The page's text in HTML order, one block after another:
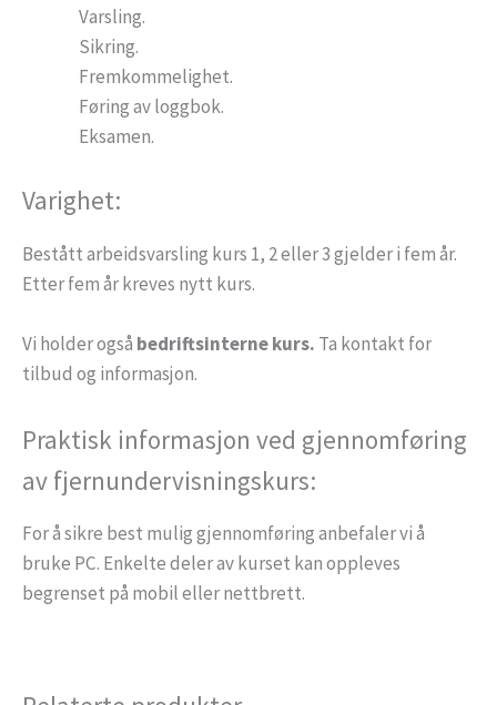
Varsling.
Sikring.
Fremkommelighet.
Føring av loggbok.
Eksamen.
Varighet:
Bestått arbeidsvarsling kurs 1, 2 eller 3 gjelder i fem år.
Etter fem år kreves nytt kurs.
Vi holder også bedriftsinterne kurs. Ta kontakt for
tilbud og informasjon.
Praktisk informasjon ved gjennomføring
av fjernundervisningskurs:
For å sikre best mulig gjennomføring anbefaler vi å
bruke PC. Enkelte deler av kurset kan oppleves
begrenset på mobil eller nettbrett.